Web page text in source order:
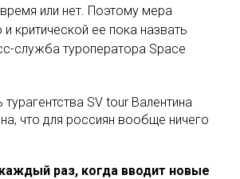
или нет. Поэтому мера
и критической ее пока назвать
служба туроператора Space
SV tour Валентина
что для россиян вообще ничего
раз, когда вводит новые